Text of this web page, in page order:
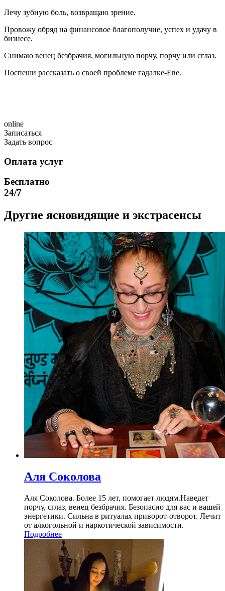
Лечу зубную боль, возвращаю зрение.
Провожу обряд на финансовое благополучие, успех и удачу в
бизнесе.
Снимаю венец безбрачия, могильную порчу, порчу или сглаз.
Поспеши рассказать о своей проблеме гадалке-Еве.
online
Записаться
Задать вопрос
Оплата услуг
Бесплатно
24/7
Другие ясновидящие и экстрасенсы
Аля Соколова
Аля Соколова. Более 15 лет, помогает людям.Наведет
порчу, сглаз, венец безбрачия. Безопасно для вас и вашей
энергетики. Сильна в ритуалах приворот-отворот. Лечит
от алкогольной и наркотической зависимости.
Подробнее